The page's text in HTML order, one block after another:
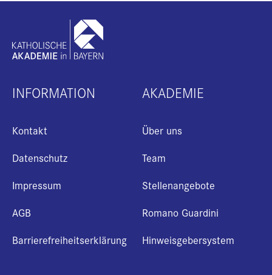
INFORMATION
Kontakt
Datenschutz
Impressum
AGB
Barrierefreiheitserklärung
AKADEMIE
Über uns
Team
Stellenangebote
Romano Guardini
Hinweisgebersystem